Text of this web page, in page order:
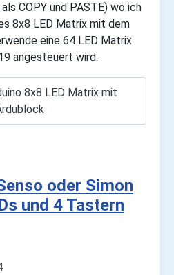
COPY und PASTE) wo ich
8x8 LED Matrix mit dem
eine 64 LED Matrix
angesteuert wird.
8x8 LED Matrix mit
oder Simon
und 4 Tastern